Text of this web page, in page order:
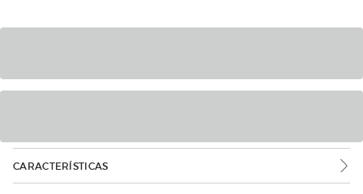
CARACTERÍSTICAS